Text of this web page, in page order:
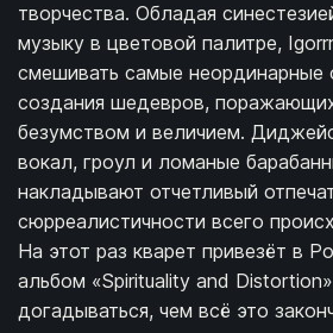
творчества. Обладая
музыку в цветовой палитре,
смешивать самые неординарные
создания шедевров,
безумством и величием.
вокал, гроул и ломаные
накладывают отчетливый
сюрреалистичности всего
На этот раз кварет привезёт в
альбом «Spirituality and
догадываться, чем всё это